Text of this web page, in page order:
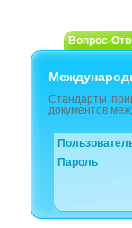
Вопрос-
Стандарты
документов
Пароль